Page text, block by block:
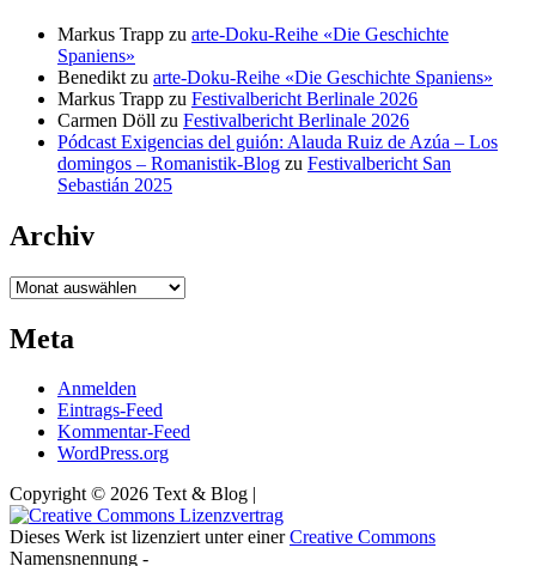
Markus Trapp zu arte-Doku-Reihe «Die Geschichte
Spaniens»
Benedikt zu arte-Doku-Reihe «Die Geschichte Spaniens»
Markus Trapp zu Festivalbericht Berlinale 2026
Carmen Döll zu Festivalbericht Berlinale 2026
Pódcast Exigencias del guión: Alauda Ruiz de Azúa – Los
domingos – Romanistik-Blog zu Festivalbericht San
Sebastián 2025
Archiv
Archiv
Meta
Anmelden
Eintrags-Feed
Kommentar-Feed
WordPress.org
Copyright © 2026 Text & Blog |
Dieses Werk ist lizenziert unter einerCreative Commons
Namensnennung -